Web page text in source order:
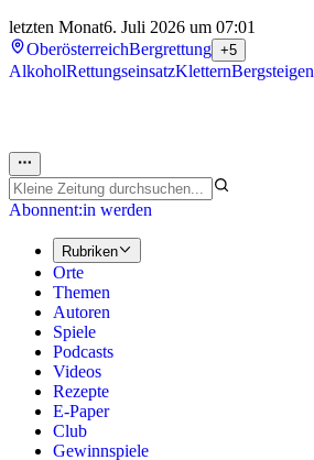
letzten Monat6. Juli 2026 um 07:01
OberösterreichBergrettung +5
AlkoholRettungseinsatzKletternBergsteigen
Abonnent:in werden
Rubriken
Orte
Themen
Autoren
Spiele
Podcasts
Videos
Rezepte
E-Paper
Club
Gewinnspiele